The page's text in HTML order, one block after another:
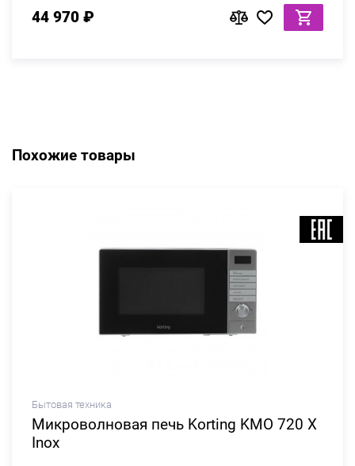
44 970 ₽
Похожие товары
Бытовая техника
Микроволновая печь Korting KMO 720 X
Inox